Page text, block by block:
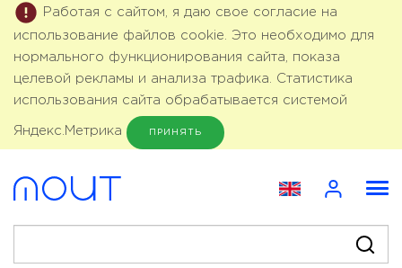
Работая с сайтом, я даю свое согласие на
использование файлов cookie. Это необходимо для
нормального функционирования сайта, показа
целевой рекламы и анализа трафика. Статистика
использования сайта обрабатывается системой
Яндекс.Метрика ПРИНЯТЬ